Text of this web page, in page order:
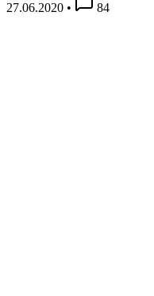
27.06.2020 • 84